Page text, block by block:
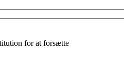
for at forsætte